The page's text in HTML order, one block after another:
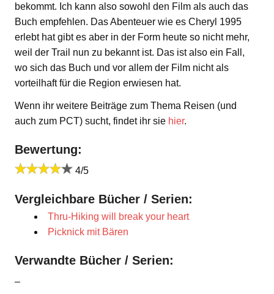
bekommt. Ich kann also sowohl den Film als auch das
Buch empfehlen. Das Abenteuer wie es Cheryl 1995
erlebt hat gibt es aber in der Form heute so nicht mehr,
weil der Trail nun zu bekannt ist. Das ist also ein Fall,
wo sich das Buch und vor allem der Film nicht als
vorteilhaft für die Region erwiesen hat.
Wenn ihr weitere Beiträge zum Thema Reisen (und
auch zum PCT) sucht, findet ihr sie hier.
Bewertung:
4/5
Vergleichbare Bücher / Serien:
Thru-Hiking will break your heart
Picknick mit Bären
Verwandte Bücher / Serien:
–